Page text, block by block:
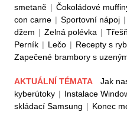
smetaně | Čokoládové
con carne | Sportovní nápoj |
džem | Zelná polévka |
Perník | Lečo | Recepty s
Zapečené brambory s
AKTUÁLNÍ TÉMATA Jak
kyberútoky | Instalace
skládací Samsung | Konec